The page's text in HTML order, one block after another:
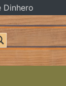
Dinhero